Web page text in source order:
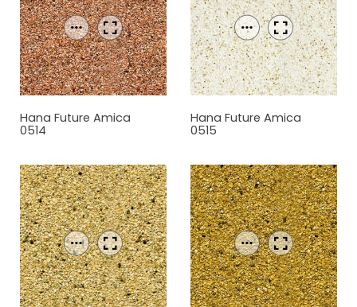
Hana Future Amica
0514
Hana Future Amica
0515